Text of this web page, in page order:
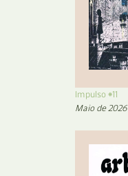
Impulso #11
Maio de 2026